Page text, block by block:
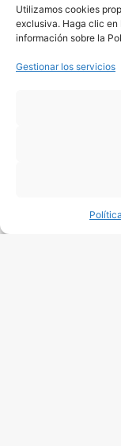
Utilizamos cookies
exclusiva. Haga clic en
información sobre la
Gestionar los servicios
Finques
Somos una